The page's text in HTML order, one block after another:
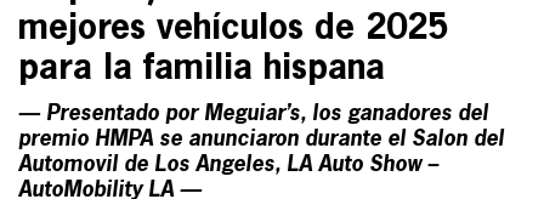
mejores vehículos de 2025
para la familia hispana
— Presentado por Meguiar’s, los ganadores del
premio HMPA se anunciaron durante el Salon del
Automovil de Los Angeles, LA Auto Show –
AutoMobility LA —